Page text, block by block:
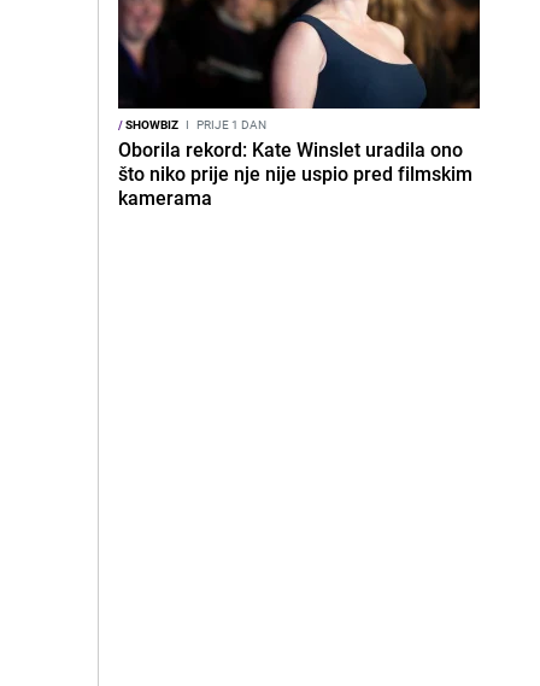
/SHOWBIZ I PRIJE 1 DAN
Oborila rekord: Kate Winslet uradila ono
što niko prije nje nije uspio pred filmskim
kamerama